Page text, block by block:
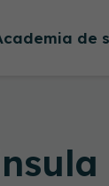
de